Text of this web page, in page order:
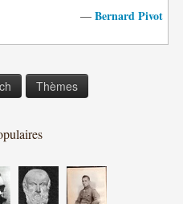
— Bernard Pivot
Thèmes